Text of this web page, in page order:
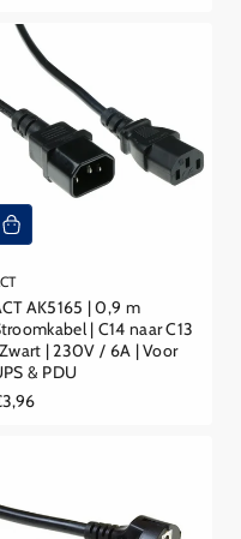
AK5165 | 0,9 m
| C14 naar C13
| 230V / 6A | Voor
& PDU